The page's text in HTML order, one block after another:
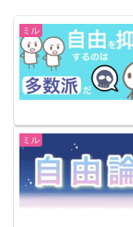
ミル
ミル